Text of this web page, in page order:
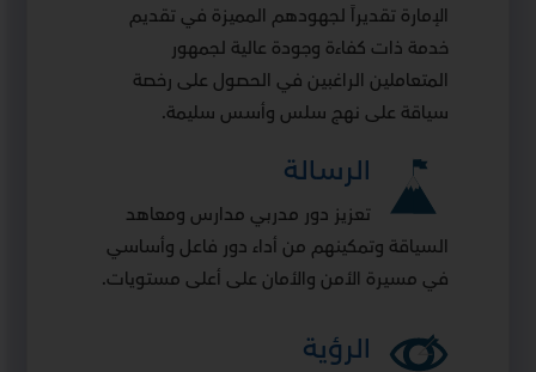
الإمارة تقديراً لجهودهم المميزة في تقديم
خدمة ذات كفاءة وجودة عالية لجمهور
المتعاملين الراغبين في الحصول على رخصة
سياقة على نهج سلس وأسس سليمة.
الرسالة
تعزيز دور مدربي مدارس ومعاهد
السياقة وتمكينهم من أداء دور فاعل وأساسي
في مسيرة الأمن والأمان على أعلى مستويات.
الرؤية